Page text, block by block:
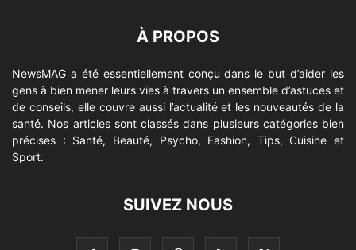
À PROPOS
NewsMAG a été essentiellement conçu dans le but d’aider les
gens à bien mener leurs vies à travers un ensemble d’astuces et
de conseils, elle couvre aussi l’actualité et les nouveautés de la
santé. Nos articles sont classés dans plusieurs catégories bien
précises : Santé, Beauté, Psycho, Fashion, Tips, Cuisine et
Sport.
SUIVEZ NOUS